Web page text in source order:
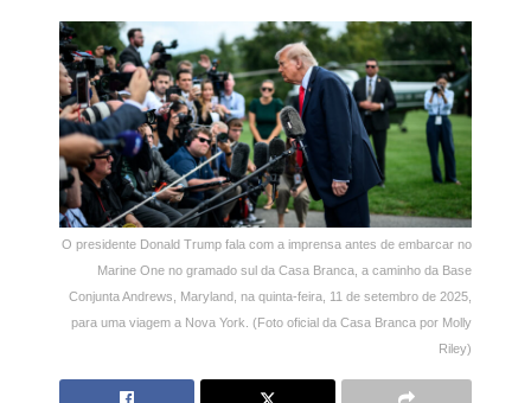
O presidente Donald Trump fala com a imprensa antes de embarcar no
Marine One no gramado sul da Casa Branca, a caminho da Base
Conjunta Andrews, Maryland, na quinta-feira, 11 de setembro de 2025,
para uma viagem a Nova York. (Foto oficial da Casa Branca por Molly
Riley)